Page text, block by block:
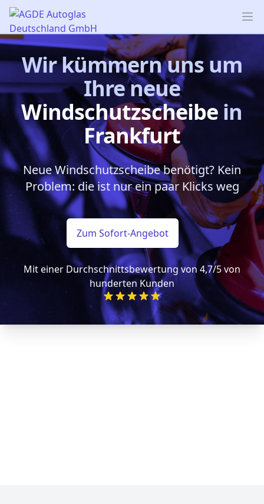
AGDE Autoglas Deutschland GmbH
Wir kümmern uns um
Ihre neue
Windschutzscheibe in
Frankfurt
Neue Windschutzscheibe benötigt? Kein
Problem: die ist nur ein paar Klicks weg
Zum Sofort-Angebot
Mit einer Durchschnittsbewertung von 4,7/5 von
hunderten Kunden